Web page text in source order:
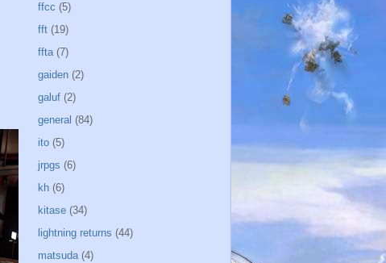
ffcc (5)
fft (19)
ffta (7)
gaiden (2)
galuf (2)
general (84)
ito (5)
jrpgs (6)
kh (6)
kitase (34)
lightning returns (44)
matsuda (4)